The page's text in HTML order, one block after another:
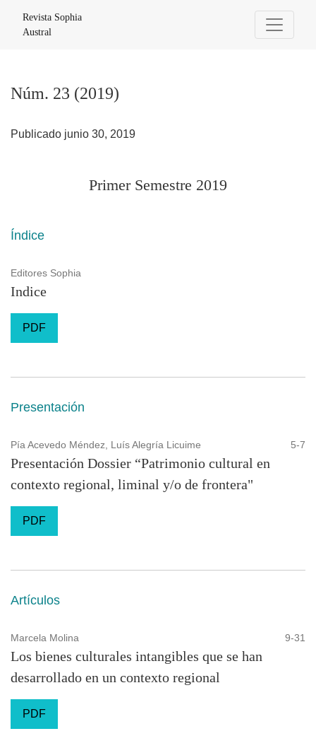
Revista Sophia
Austral
Núm. 23 (2019)
Publicado junio 30, 2019
Primer Semestre 2019
Índice
Editores Sophia
Indice
PDF
Presentación
Pía Acevedo Méndez, Luís Alegría Licuime 5-7
Presentación Dossier “Patrimonio cultural en
contexto regional, liminal y/o de frontera"
PDF
Artículos
Marcela Molina 9-31
Los bienes culturales intangibles que se han
desarrollado en un contexto regional
PDF